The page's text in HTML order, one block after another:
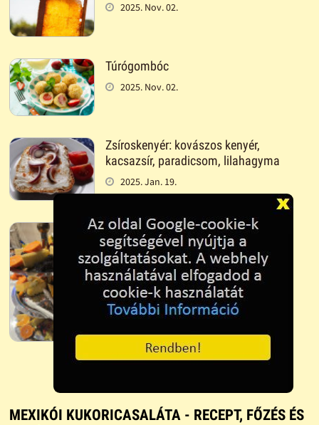
2025. Nov. 02.
Túrógombóc
2025. Nov. 02.
Zsíroskenyér: kovászos kenyér,
kacsazsír, paradicsom, lilahagyma
2025. Jan. 19.
Gyümölcstál
2025. Jan. 18.
MEXIKÓI KUKORICASALÁTA - RECEPT, FŐZÉS ÉS